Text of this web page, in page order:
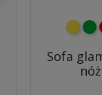
żółty
Sofa